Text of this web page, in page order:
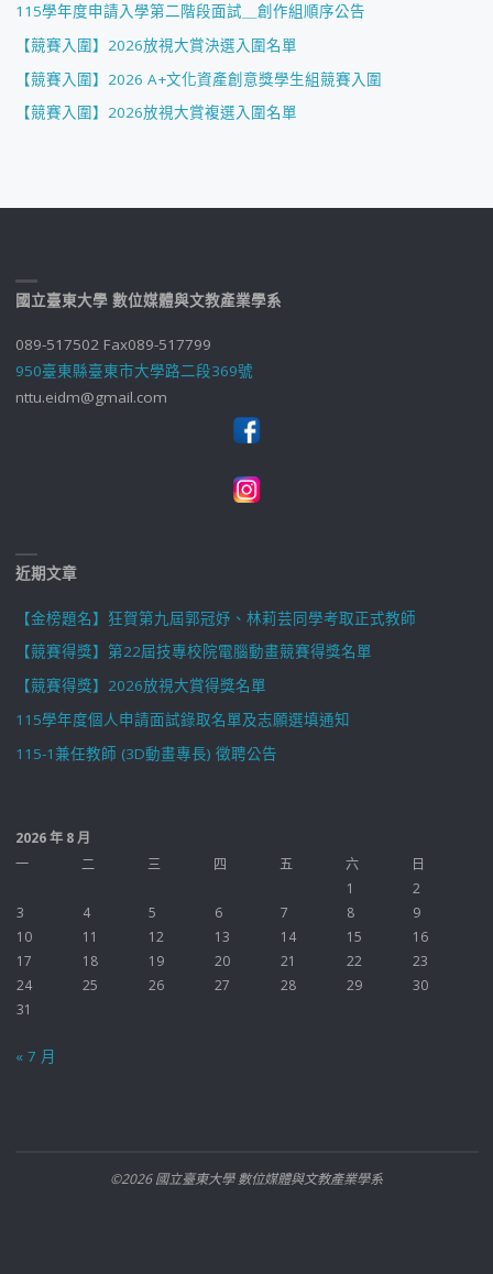
115學年度申請入學第二階段面試＿創作組順序公告
【競賽入圍】2026放視大賞決選入圍名單
【競賽入圍】2026 A+文化資產創意獎學生組競賽入圍
【競賽入圍】2026放視大賞複選入圍名單
國立臺東大學 數位媒體與文教產業學系
089-517502 Fax089-517799
950臺東縣臺東市大學路二段369號
nttu.eidm@gmail.com
近期文章
【金榜題名】狂賀第九屆郭冠妤、林莉芸同學考取正式教師
【競賽得獎】第22屆技專校院電腦動畫競賽得獎名單
【競賽得獎】2026放視大賞得獎名單
115學年度個人申請面試錄取名單及志願選填通知
115-1兼任教師 (3D動畫專長) 徵聘公告
2026 年 8 月
一
二 三 四 五 六
日
1
2
3
4 5 6 7 8
9
10
11 12 13 14 15
16
17
18 19 20 21 22
23
24
25 26 27 28 29
30
31
« 7 月
©2026 國立臺東大學 數位媒體與文教產業學系